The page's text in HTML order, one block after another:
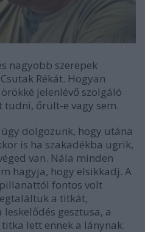
nagyobb szerepek
Rékát. Hogyan
jelenlévő szolgáló
őrült-e vagy sem.
dolgozunk, hogy utána
is ha szakadékba ugrik,
van. Nála minden
hagyja, hogy elsikkadj. A
fontos volt
a titkát,
gesztusa, a
lett ennek a lánynak.